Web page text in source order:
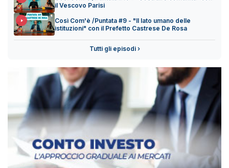
il Vescovo Parisi
Così Com'è /Puntata #9 - "Il lato umano delle
istituzioni" con il Prefetto Castrese De Rosa
Tutti gli episodi ›